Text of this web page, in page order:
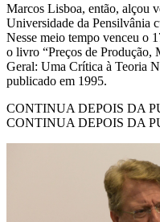
Marcos Lisboa, então, alçou
Universidade da Pensilvânia
Nesse meio tempo venceu o
o livro “Preços de
Geral: Uma Crítica à Teoria
publicado em 1995.
CONTINUA DEPOIS DA
CONTINUA DEPOIS DA